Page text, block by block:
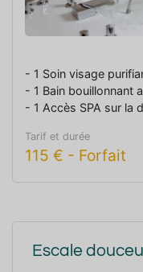
- 1 Soin visage
- 1 Bain bouillonnant
- 1 Accès SPA sur la
Tarif et durée
115 € - Forfait
Escale